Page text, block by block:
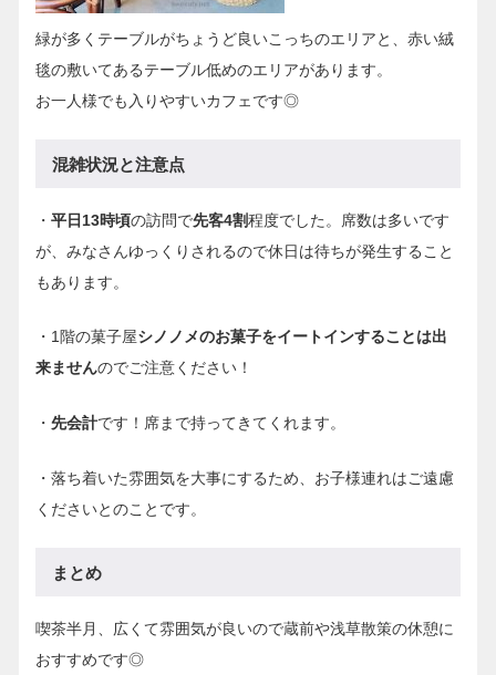
緑が多くテーブルがちょうど良いこっちのエリアと、赤い絨
毯の敷いてあるテーブル低めのエリアがあります。
お一人様でも入りやすいカフェです◎
混雑状況と注意点
・ 平日13時頃の訪問で先客4割程度でした。席数は多いです
が、みなさんゆっくりされるので休日は待ちが発生すること
もあります。
・1階の菓子屋シノノメのお菓子をイートインすることは出
来ませんのでご注意ください！
・ 先会計です！席まで持ってきてくれます。
・落ち着いた雰囲気を大事にするため、お子様連れはご遠慮
くださいとのことです。
まとめ
喫茶半月、広くて雰囲気が良いので蔵前や浅草散策の休憩に
おすすめです◎